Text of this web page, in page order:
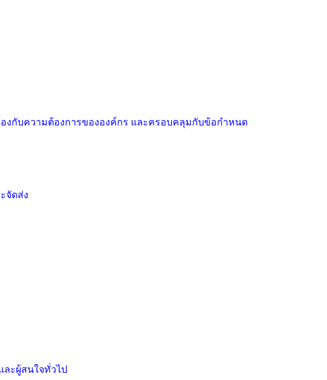
งกับความต้องการขององค์กร และครอบคลุมกับข้อกำหนด
จัดส่ง
ะผู้สนใจทั่วไป